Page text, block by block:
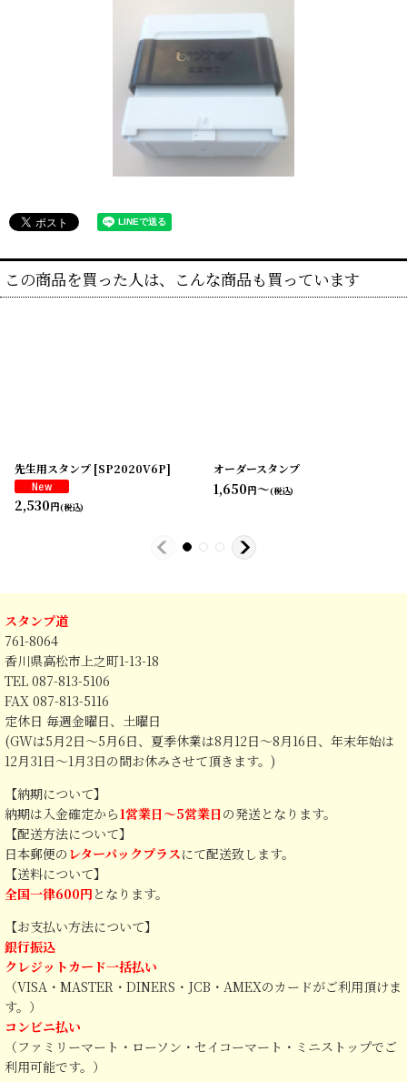
この商品を買った人は、こんな商品も買っています
先生用スタンプ [SP2020V6P]
2,530円(税込)
オーダースタンプ
1,650円～(税込)
スタンプ道
761-8064
香川県高松市上之町1-13-18
TEL 087-813-5106
FAX 087-813-5116
定休日 毎週金曜日、土曜日
(GWは5月2日～5月6日、夏季休業は8月12日～8月16日、年末年始は
12月31日～1月3日の間お休みさせて頂きます。)
【納期について】
納期は入金確定から1営業日～5営業日の発送となります。
【配送方法について】
日本郵便の レターパックプラスにて配送致します。
【送料について】
全国一律600円 となります。
【お支払い方法について】
銀行振込
クレジットカード一括払い
（VISA・MASTER・DINERS・JCB・AMEXのカードがご利用頂けま
す。）
コンビニ払い
（ファミリーマート・ローソン・セイコーマート・ミニストップでご
利用可能です。）